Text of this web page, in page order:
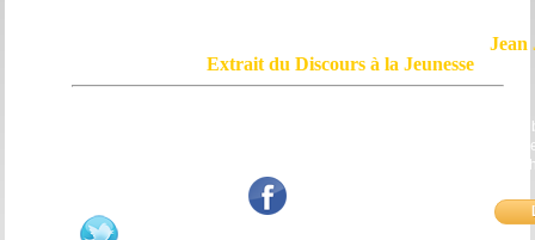
Jean
Extrait du Discours à la Jeunesse
mensonge triomphant qui passe, et de ne pas faire écho, de notre
bouche et de nos mains aux applaudissements imbéciles et aux